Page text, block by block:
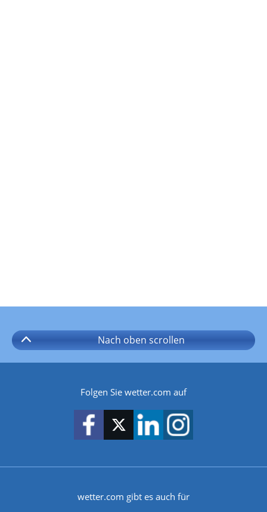
Nach oben scrollen
Folgen Sie wetter.com auf
wetter.com gibt es auch für